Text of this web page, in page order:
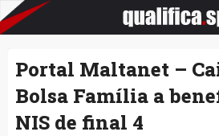
Portal Maltanet –
Bolsa Família a
NIS de final 4